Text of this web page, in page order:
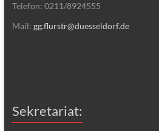
Telefon: 0211/8924555
Mail: gg.flurstr@duesseldorf.de
Sekretariat: